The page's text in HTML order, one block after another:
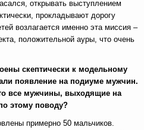
открывать выступлением
прокладывают дорогу
возлагается именно эта миссия –
положительной ауры, что очень
скептически к модельному
появление на подиуме мужчин.
все мужчины, выходящие на
этому поводу?
примерно 50 мальчиков.